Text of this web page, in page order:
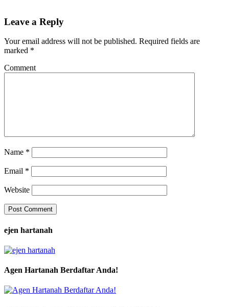
Leave a Reply
Your email address will not be published. Required fields are
marked *
Comment
Name *
Email *
Website
ejen hartanah
Agen Hartanah Berdaftar Anda!